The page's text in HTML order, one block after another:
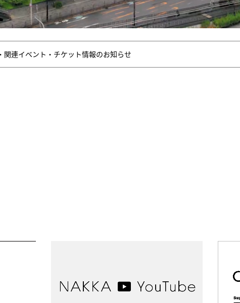
関連イベント・チケット情報のお知らせ